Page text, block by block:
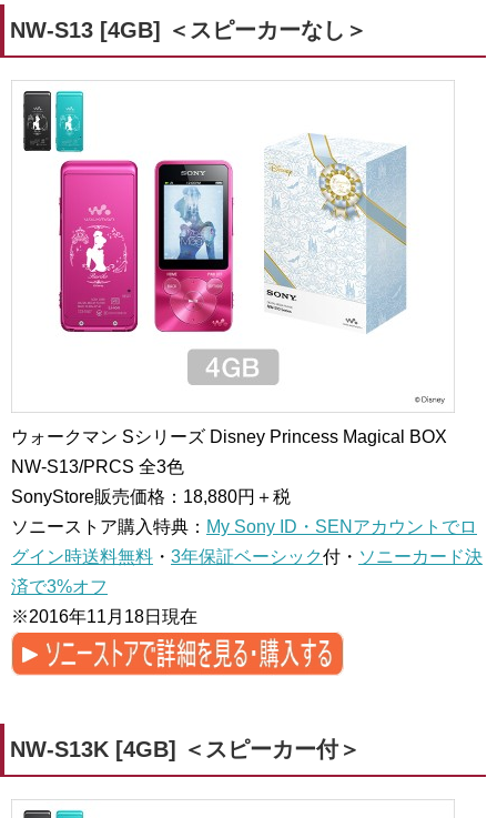
NW-S13 [4GB] ＜スピーカーなし＞
ウォークマン Sシリーズ Disney Princess Magical BOX
NW-S13/PRCS 全3色
SonyStore販売価格：18,880円＋税
ソニーストア購入特典： My Sony ID・SENアカウントでロ
グイン時送料無料 ・ 3年保証ベーシック付・ ソニーカード決
済で3%オフ
※2016年11月18日現在
NW-S13K [4GB] ＜スピーカー付＞